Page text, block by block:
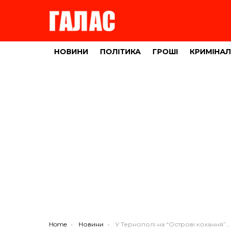
НОВИНИ ПОЛІТИКА ГРОШІ КРИМІНАЛ
You are here:
Home Новини У Тернополі на “Острові кохання” встановили дивовижну лавку (ФОТО)